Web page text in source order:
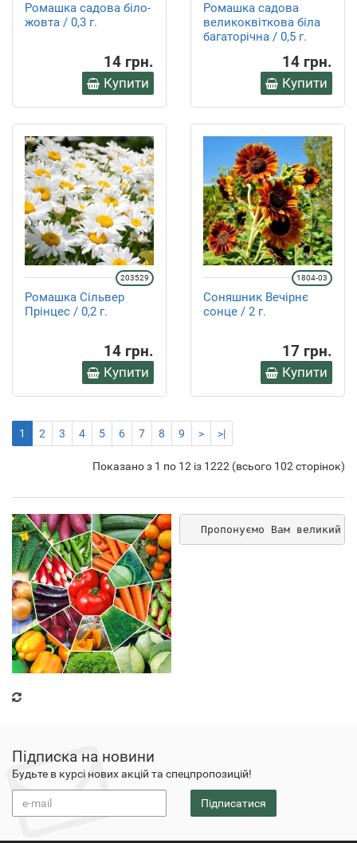
Ромашка садова біло-
жовта / 0,3 г.
14 грн.
Купити
Ромашка садова
великоквіткова біла
багаторічна / 0,5 г.
14 грн.
Купити
Ромашка Сільвер
Прінцес / 0,2 г.
203529
14 грн.
Купити
Соняшник Вечірнє
сонце / 2 г.
1804-03
17 грн.
Купити
1 2 3 4 5 6 7 8 9 > >|
Показано з 1 по 12 із 1222 (всього 102 сторінок)
Пропонуємо Вам великий
Підписка на новини
Будьте в курсі нових акцій та спецпропозицій!
Підписатися